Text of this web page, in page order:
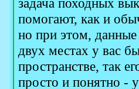
помогают, как и
но при этом,
двух местах у вас
пространстве, так
просто и понятно -